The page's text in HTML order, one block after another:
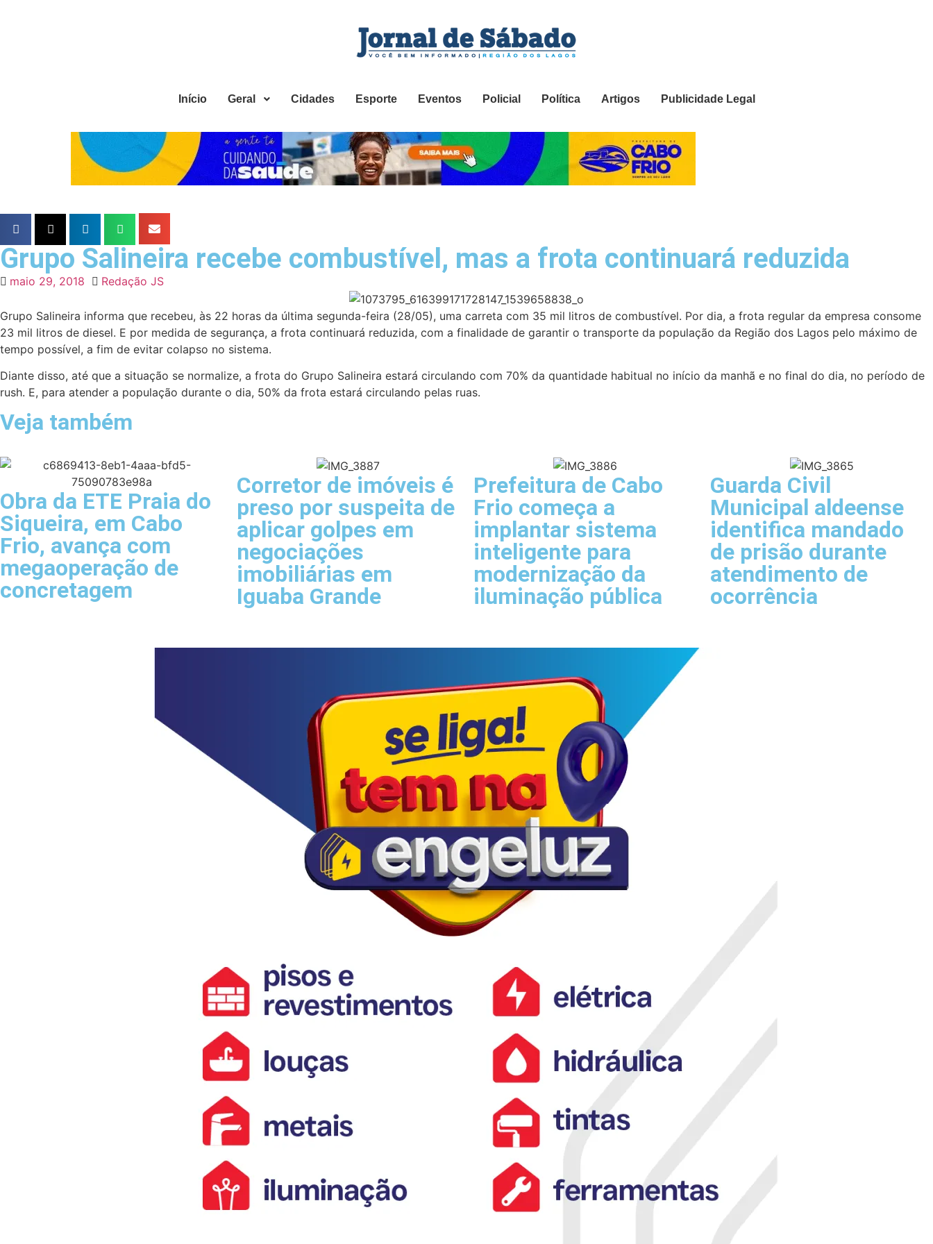
Início Geral Cidades Esporte Eventos Policial Política Artigos Publicidade Legal
Grupo Salineira recebe combustível, mas a frota continuará reduzida
maio 29, 2018 Redação JS
Grupo Salineira informa que recebeu, às 22 horas da última segunda-feira (28/05), uma carreta com 35 mil litros de combustível. Por dia, a frota regular da empresa consome
23 mil litros de diesel. E por medida de segurança, a frota continuará reduzida, com a finalidade de garantir o transporte da população da Região dos Lagos pelo máximo de
tempo possível, a fim de evitar colapso no sistema.
Diante disso, até que a situação se normalize, a frota do Grupo Salineira estará circulando com 70% da quantidade habitual no início da manhã e no final do dia, no período de
rush. E, para atender a população durante o dia, 50% da frota estará circulando pelas ruas.
Veja também
Obra da ETE Praia do
Siqueira, em Cabo
Frio, avança com
megaoperação de
concretagem
Corretor de imóveis é
preso por suspeita de
aplicar golpes em
negociações
imobiliárias em
Iguaba Grande
Prefeitura de Cabo
Frio começa a
implantar sistema
inteligente para
modernização da
iluminação pública
Guarda Civil
Municipal aldeense
identifica mandado
de prisão durante
atendimento de
ocorrência